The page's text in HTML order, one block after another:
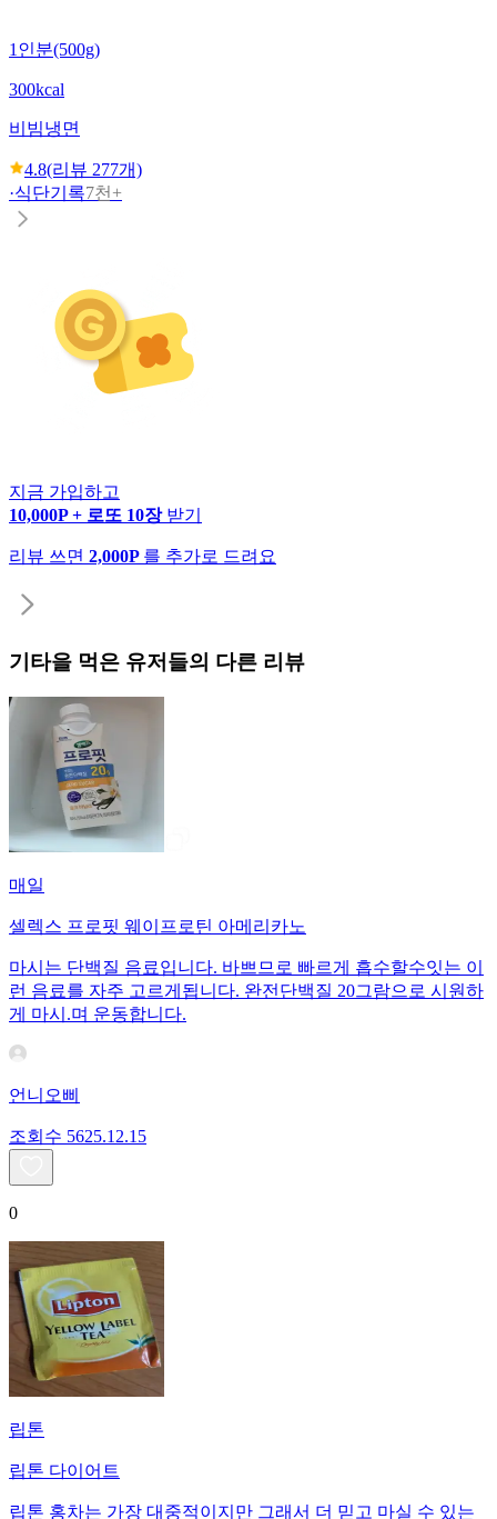
1인분(500g)
300kcal
비빔냉면
4.8(리뷰 277개)
·식단기록7천+
지금 가입하고
10,000P + 로또 10장 받기
리뷰 쓰면 2,000P 를 추가로 드려요
기타을 먹은 유저들의 다른 리뷰
매일
셀렉스 프로핏 웨이프로틴 아메리카노
마시는 단백질 음료입니다. 바쁘므로 빠르게 흡수할수잇는 이
런 음료를 자주 고르게됩니다. 완전단백질 20그람으로 시원하
게 마시.며 운동합니다.
언니오삐
조회수 5625.12.15
0
립톤
립톤 다이어트
립톤 홍차는 가장 대중적이지만 그래서 더 믿고 마실 수 있는